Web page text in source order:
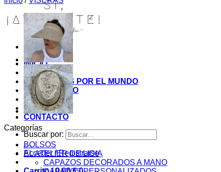
INICIO
TIENDA
MIS COSITAS POR EL MUNDO
EL COMIENZO
BLOG
PAGOS
CONTACTO
Buscar por:
Acceder / Registrarse
Categorías
BOLSOS
EL ATELIER DE LIDIA
CAPAZOS DECORADOS A MANO